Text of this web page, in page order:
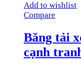
Add to wishlist
Compare
Băng tải
cạnh